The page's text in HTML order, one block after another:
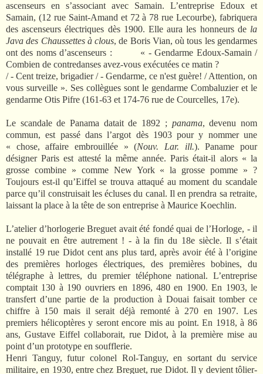
ascenseurs en s’associant avec Samain. L’entreprise Edoux et
Samain, (12 rue Saint-Amand et 72 à 78 rue Lecourbe), fabriquera
des ascenseurs électriques dès 1900. Elle aura les honneurs de la
Java des Chaussettes à clous, de Boris Vian, où tous les gendarmes
ont des noms d’ascenseurs : « - Gendarme Edoux-Samain /
Combien de contredanses avez-vous exécutées ce matin ?
/ - Cent treize, brigadier / - Gendarme, ce n'est guère! / Attention, on
vous surveille ». Ses collègues sont le gendarme Combaluzier et le
gendarme Otis Pifre (161-63 et 174-76 rue de Courcelles, 17e).
Le scandale de Panama datait de 1892 ; panama, devenu nom
commun, est passé dans l’argot dès 1903 pour y nommer une
« chose, affaire embrouillée » (Nouv. Lar. ill.). Paname pour
désigner Paris est attesté la même année. Paris était-il alors « la
grosse combine » comme New York « la grosse pomme » ?
Toujours est-il qu’Eiffel se trouva attaqué au moment du scandale
parce qu’il construisait les écluses du canal. Il en prendra sa retraite,
laissant la place à la tête de son entreprise à Maurice Koechlin.
L’atelier d’horlogerie Breguet avait été fondé quai de l’Horloge, - il
ne pouvait en être autrement ! - à la fin du 18e siècle. Il s’était
installé 19 rue Didot cent ans plus tard, après avoir été à l’origine
des premières horloges électriques, des premières bobines, du
télégraphe à lettres, du premier téléphone national. L’entreprise
comptait 130 à 190 ouvriers en 1896, 480 en 1900. En 1903, le
transfert d’une partie de la production à Douai faisait tomber ce
chiffre à 150 mais il serait déjà remonté à 270 en 1907. Les
premiers hélicoptères y seront encore mis au point. En 1918, à 86
ans, Gustave Eiffel collaborait, rue Didot, à la première mise au
point d’un prototype en soufflerie.
Henri Tanguy, futur colonel Rol-Tanguy, en sortant du service
militaire, en 1930, entre chez Breguet, rue Didot. Il y devient tôlier-